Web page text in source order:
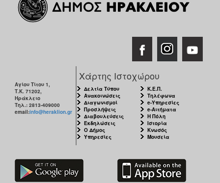
Αγίου Τίτου 1,
Τ.Κ. 71202,
Ηράκλειο
Τηλ.: 2813-409000
email:info@heraklion.gr
Χάρτης Ιστοχώρου
Δελτία Τύπου
Ανακοινώσεις
Διαγωνισμοί
Προσλήψεις
Διαβουλεύσεις
Εκδηλώσεις
Ο Δήμος
Υπηρεσίες
Κ.Ε.Π.
Τηλέφωνα
e-Υπηρεσίες
e-Αιτήματα
Η Πόλη
Ιστορία
Κνωσός
Μουσεία